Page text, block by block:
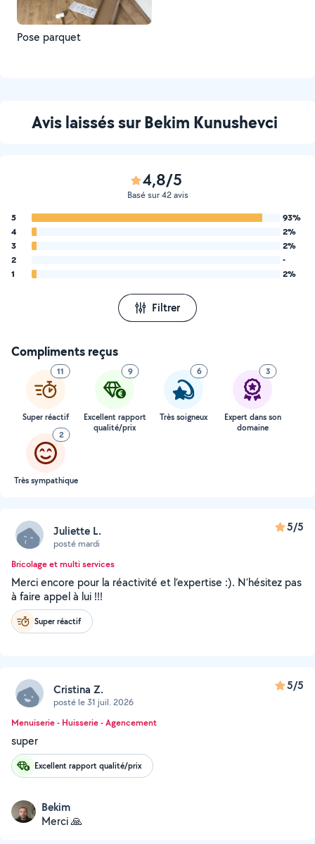
Pose parquet
Avis laissés sur Bekim Kunushevci
4,8/5
Basé sur 42 avis
5
93%
4
2%
3
2%
2
-
1
2%
Filtrer
Compliments reçus
11
Super réactif
9
Excellent rapport
qualité/prix
6
Très soigneux
3
Expert dans son
domaine
2
Très sympathique
Juliette L.
posté mardi
5/5
Bricolage et multi services
Merci encore pour la réactivité et l’expertise :). N’hésitez pas
à faire appel à lui !!!
Super réactif
Cristina Z.
posté le 31 juil. 2026
5/5
Menuiserie - Huisserie - Agencement
super
Excellent rapport qualité/prix
Bekim
Merci 🙏